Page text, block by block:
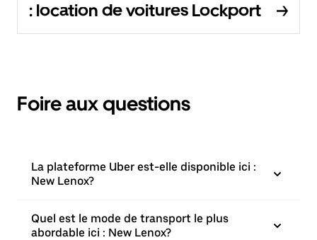
: location de voitures Lockport
Foire aux questions
La plateforme Uber est-elle disponible ici :
New Lenox?
Quel est le mode de transport le plus
abordable ici : New Lenox?